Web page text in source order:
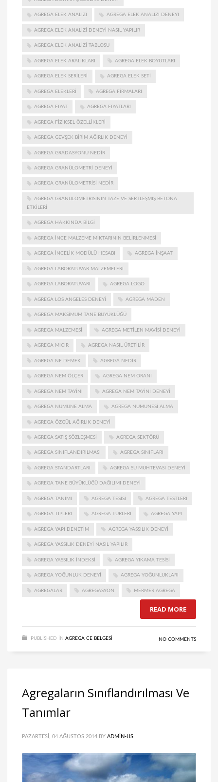
AGREGA ELEK ANALIZI AGREGA ELEK ANALIZI DENEYI
AGREGA ELEK ANALIZI DENEYI NASIL YAPILIR
AGREGA ELEK ANALIZI TABLOSU
AGREGA ELEK ARALIKLARI AGREGA ELEK BOYUTLARI
AGREGA ELEK SERILERI AGREGA ELEK SETI
AGREGA ELEKLERI AGREGA FIRMALARI
AGREGA FIYAT AGREGA FIYATLARI
AGREGA FIZIKSEL ÖZELLIKLERI
AGREGA GEVŞEK BIRIM AĞIRLIK DENEYI
AGREGA GRADASYONU NEDIR
AGREGA GRANÜLOMETRI DENEYI
AGREGA GRANÜLOMETRISI NEDIR
AGREGA GRANÜLOMETRISININ TAZE VE SERTLEŞMIŞ BETONA
ETKILERI
AGREGA HAKKINDA BILGI
AGREGA INCE MALZEME MIKTARININ BELIRLENMESI
AGREGA INCELIK MODÜLÜ HESABI AGREGA INŞAAT
AGREGA LABORATUVAR MALZEMELERI
AGREGA LABORATUVARI AGREGA LOGO
AGREGA LOS ANGELES DENEYI AGREGA MADEN
AGREGA MAKSIMUM TANE BÜYÜKLÜĞÜ
AGREGA MALZEMESI AGREGA METILEN MAVISI DENEYI
AGREGA MICIR AGREGA NASIL ÜRETILIR
AGREGA NE DEMEK AGREGA NEDIR
AGREGA NEM ÖLÇER AGREGA NEM ORANI
AGREGA NEM TAYINI AGREGA NEM TAYINI DENEYI
AGREGA NUMUNE ALMA AGREGA NUMUNESI ALMA
AGREGA ÖZGÜL AĞIRLIK DENEYI
AGREGA SATIŞ SÖZLEŞMESI AGREGA SEKTÖRÜ
AGREGA SINIFLANDIRILMASI AGREGA SINIFLARI
AGREGA STANDARTLARI AGREGA SU MUHTEVASI DENEYI
AGREGA TANE BÜYÜKLÜĞÜ DAĞILIMI DENEYI
AGREGA TANIMI AGREGA TESISI AGREGA TESTLERI
AGREGA TIPLERI AGREGA TÜRLERI AGREGA YAPI
AGREGA YAPI DENETIM AGREGA YASSILIK DENEYI
AGREGA YASSILIK DENEYI NASIL YAPILIR
AGREGA YASSILIK INDEKSI AGREGA YIKAMA TESISI
AGREGA YOĞUNLUK DENEYI AGREGA YOĞUNLUKLARI
AGREGALAR AGREGASYON MERMER AGREGA
READ MORE
PUBLISHED IN AGREGA CE BELGESI NO COMMENTS
Agregaların Sınıflandırılması Ve
Tanımlar
PAZARTESI, 04 AĞUSTOS 2014 BY ADMIN-US